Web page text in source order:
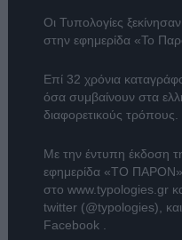
Οι Τυπολογίες
στην εφημερίδα «Το
Επί 32 χρόνια
όσα συμβαίνουν στα
διαφορετικούς τρόπους.
Με την έντυπη έκδοση
εφημερίδα «ΤΟ ΠΑΡΟΝ»
στο www.typologies.gr
twitter (@typologies) ,
Facebook